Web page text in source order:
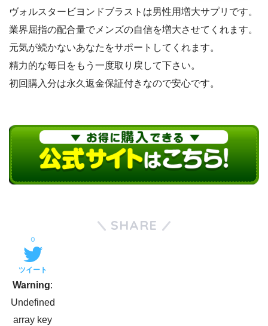
ヴォルスタービヨンドブラストは男性用増大サプリです。
業界屈指の配合量でメンズの自信を増大させてくれます。
元気が続かないあなたをサポートしてくれます。
精力的な毎日をもう一度取り戻して下さい。
初回購入分は永久返金保証付きなので安心です。
SHARE
ツイート
Warning:
Undefined
array key
0